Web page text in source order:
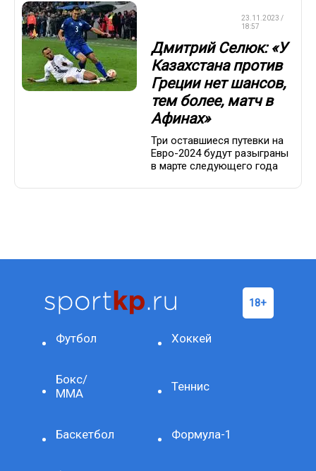
23.11.2023 /
18:57
Дмитрий Селюк: «У
Казахстана против
Греции нет шансов,
тем более, матч в
Афинах»
Три оставшиеся путевки на
Евро-2024 будут разыграны
в марте следующего года
Футбол Хоккей
Бокс/
ММА
Теннис
Баскетбол Формула-1